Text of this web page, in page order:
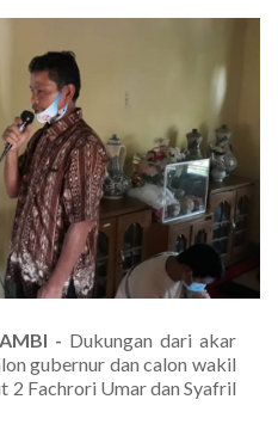
- Dukungan dari akar
gubernur dan calon wakil
2 Fachrori Umar dan Syafril